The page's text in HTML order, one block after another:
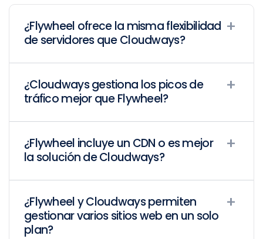
¿Flywheel ofrece la misma flexibilidad
de servidores que Cloudways?
¿Cloudways gestiona los picos de
tráfico mejor que Flywheel?
¿Flywheel incluye un CDN o es mejor
la solución de Cloudways?
¿Flywheel y Cloudways permiten
gestionar varios sitios web en un solo
plan?